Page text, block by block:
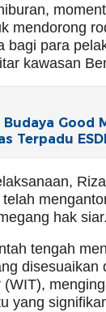
mendorong
bagi para
kawasan
Budaya Good
Terpadu
hak siar.
tengah
disesuaikan
(WIT),
yang